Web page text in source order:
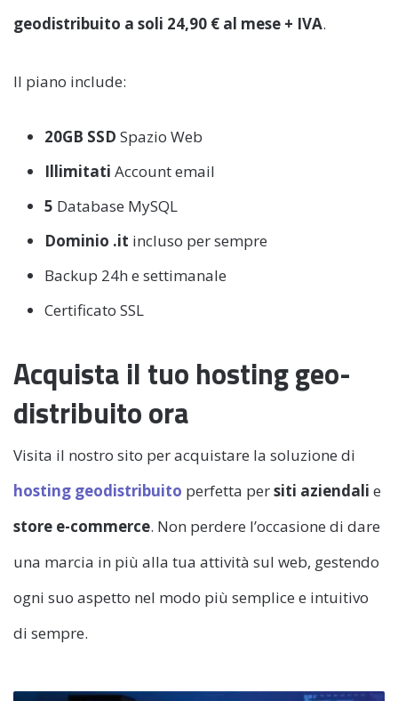
geodistribuito a soli 24,90 € al mese + IVA.
Il piano include:
20GB SSD Spazio Web
Illimitati Account email
5 Database MySQL
Dominio .it incluso per sempre
Backup 24h e settimanale
Certificato SSL
Acquista il tuo hosting geo-
distribuito ora
Visita il nostro sito per acquistare la soluzione di
hosting geodistribuito perfetta persiti aziendali e
store e-commerce. Non perdere l’occasione di dare
una marcia in più alla tua attività sul web, gestendo
ogni suo aspetto nel modo più semplice e intuitivo
di sempre.